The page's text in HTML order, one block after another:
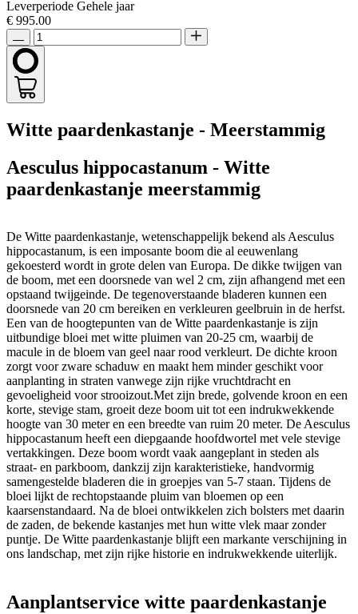
Leverperiode Gehele jaar
€ 995.00
Witte paardenkastanje - Meerstammig
Aesculus hippocastanum - Witte
paardenkastanje meerstammig
De Witte paardenkastanje, wetenschappelijk bekend als Aesculus
hippocastanum, is een imposante boom die al eeuwenlang
gekoesterd wordt in grote delen van Europa. De dikke twijgen van
de boom, met een doorsnede van wel 2 cm, zijn afhangend met een
opstaand twijgeinde. De tegenoverstaande bladeren kunnen een
doorsnede van 20 cm bereiken en verkleuren geelbruin in de herfst.
Een van de hoogtepunten van de Witte paardenkastanje is zijn
uitbundige bloei met witte pluimen van 20-25 cm, waarbij de
macule in de bloem van geel naar rood verkleurt. De dichte kroon
zorgt voor zware schaduw en maakt hem minder geschikt voor
aanplanting in straten vanwege zijn rijke vruchtdracht en
gevoeligheid voor strooizout.Met zijn brede, golvende kroon en een
korte, stevige stam, groeit deze boom uit tot een indrukwekkende
hoogte van 30 meter en een breedte van ruim 20 meter. De Aesculus
hippocastanum heeft een diepgaande hoofdwortel met vele stevige
vertakkingen. Deze boom wordt vaak aangeplant in steden als
straat- en parkboom, dankzij zijn karakteristieke, handvormig
samengestelde bladeren die in groepjes van 5-7 staan. Tijdens de
bloei lijkt de rechtopstaande pluim van bloemen op een
kaarsenstandaard. Na de bloei ontwikkelen zich bolsters met daarin
de zaden, de bekende kastanjes met hun witte vlek maar zonder
puntje. De Witte paardenkastanje blijft een markante verschijning in
ons landschap, met zijn rijke historie en indrukwekkende uiterlijk.
Aanplantservice witte paardenkastanje